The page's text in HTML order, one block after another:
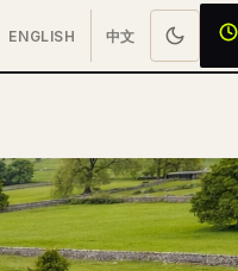
ENGLISH 中文